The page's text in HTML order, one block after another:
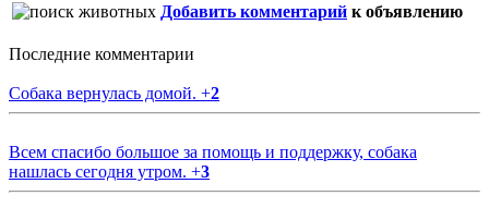
Добавить комментарий к объявлению
Последние комментарии
Собака вернулась домой. +2
Всем спасибо большое за помощь и поддержку, собака
нашлась сегодня утром. +3